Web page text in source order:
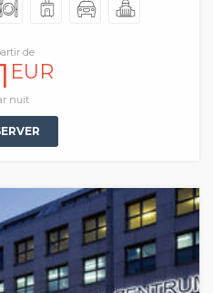
de
EUR
nuit